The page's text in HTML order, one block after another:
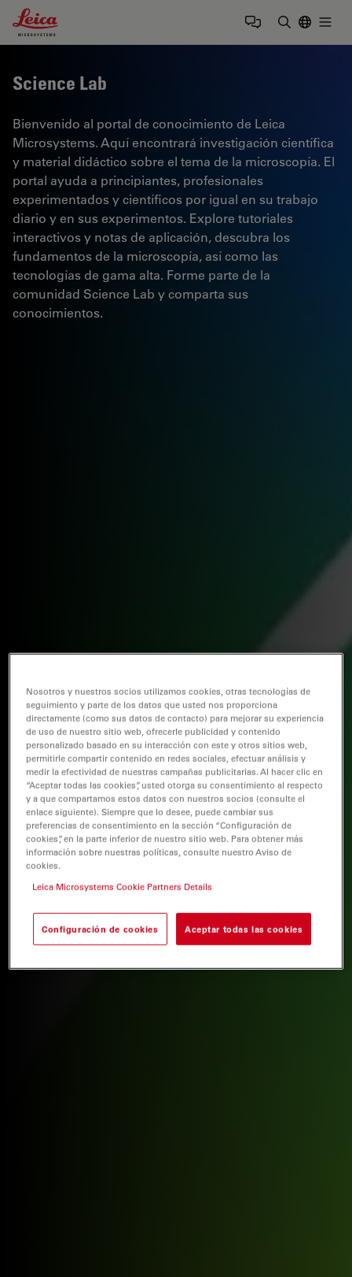
Leica Microsystems Logo
Science Lab
Bienvenido al portal de conocimiento de Leica
Microsystems. Aquí encontrará investigación científica
y material didáctico sobre el tema de la microscopía. El
portal ayuda a principiantes, profesionales
experimentados y científicos por igual en su trabajo
diario y en sus experimentos. Explore tutoriales
interactivos y notas de aplicación, descubra los
fundamentos de la microscopía, así como las
tecnologías de gama alta. Forme parte de la
comunidad Science Lab y comparta sus
conocimientos.
Nosotros y nuestros socios utilizamos cookies, otras tecnologías de
seguimiento y parte de los datos que usted nos proporciona
directamente (como sus datos de contacto) para mejorar su experiencia
de uso de nuestro sitio web, ofrecerle publicidad y contenido
personalizado basado en su interacción con este y otros sitios web,
permitirle compartir contenido en redes sociales, efectuar análisis y
medir la efectividad de nuestras campañas publicitarias. Al hacer clic en
“Aceptar todas las cookies”, usted otorga su consentimiento al respecto
y a que compartamos estos datos con nuestros socios (consulte el
enlace siguiente). Siempre que lo desee, puede cambiar sus
preferencias de consentimiento en la sección “Configuración de
cookies”, en la parte inferior de nuestro sitio web. Para obtener más
información sobre nuestras políticas, consulte nuestro Aviso de
cookies.
Leica Microsystems Cookie Partners Details
Configuración de cookies Aceptar todas las cookies